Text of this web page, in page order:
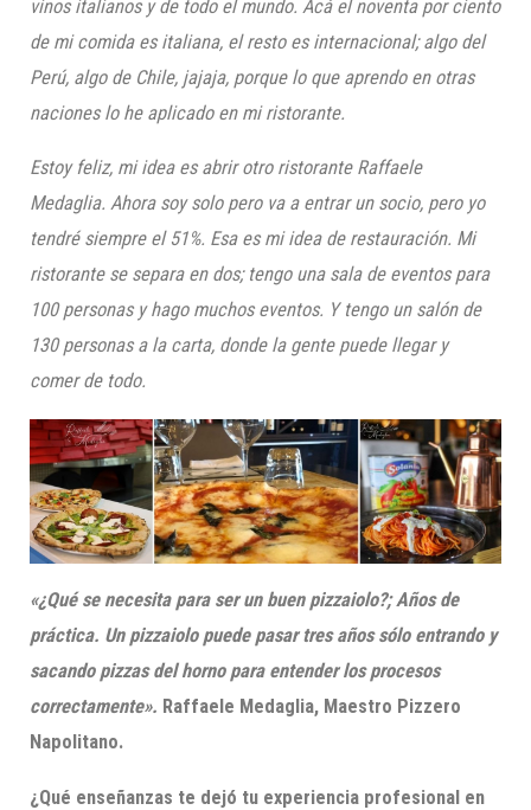
vinos italianos y de todo el mundo. Acá el noventa por ciento
de mi comida es italiana, el resto es internacional; algo del
Perú, algo de Chile, jajaja, porque lo que aprendo en otras
naciones lo he aplicado en mi ristorante.
Estoy feliz, mi idea es abrir otro ristorante Raffaele
Medaglia. Ahora soy solo pero va a entrar un socio, pero yo
tendré siempre el 51%. Esa es mi idea de restauración. Mi
ristorante se separa en dos; tengo una sala de eventos para
100 personas y hago muchos eventos. Y tengo un salón de
130 personas a la carta, donde la gente puede llegar y
comer de todo.
«¿Qué se necesita para ser un buen pizzaiolo?; Años de
práctica. Un pizzaiolo puede pasar tres años sólo entrando y
sacando pizzas del horno para entender los procesos
correctamente». Raffaele Medaglia, Maestro Pizzero
Napolitano.
¿Qué enseñanzas te dejó tu experiencia profesional en